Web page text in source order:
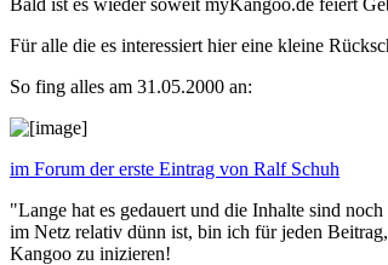
Für alle die es interessiert hier eine kleine
So fing alles am 31.05.2000 an:
im Forum der erste Eintrag von Ralf Schuh
"Lange hat es gedauert und die Inhalte sind
im Netz relativ dünn ist, bin ich für jeden
Kangoo zu inizieren!